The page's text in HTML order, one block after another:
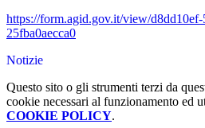
https://form.agid.gov.it/view/
25fba0aecca0
Notizie
Questo sito o gli strumenti terzi da
cookie necessari al funzionamento ed
COOKIE POLICY.